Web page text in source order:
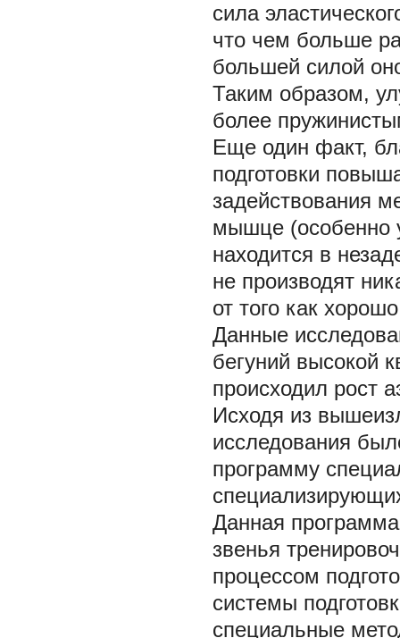
сила
что чем больше
большей силой
Таким образом,
более
Еще один факт,
подготовки
задействования
мышце (особенно
находится в
не производят
от того как
Данные
бегуний высокой
происходил рост
Исходя из
исследования
программу
Данная
звенья
процессом
системы
специальные